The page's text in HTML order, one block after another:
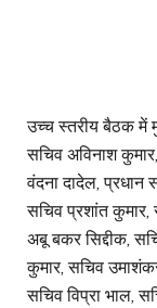
उच्च स्तरीय बैठक में
सचिव अविनाश
वंदना दादेल, प्रधान
सचिव प्रशांत कुमार,
अबू बकर सिद्दीक,
कुमार, सचिव
सचिव विप्रा भाल,